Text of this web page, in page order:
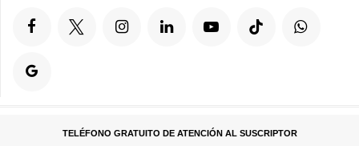
TELÉFONO GRATUITO DE ATENCIÓN AL SUSCRIPTOR